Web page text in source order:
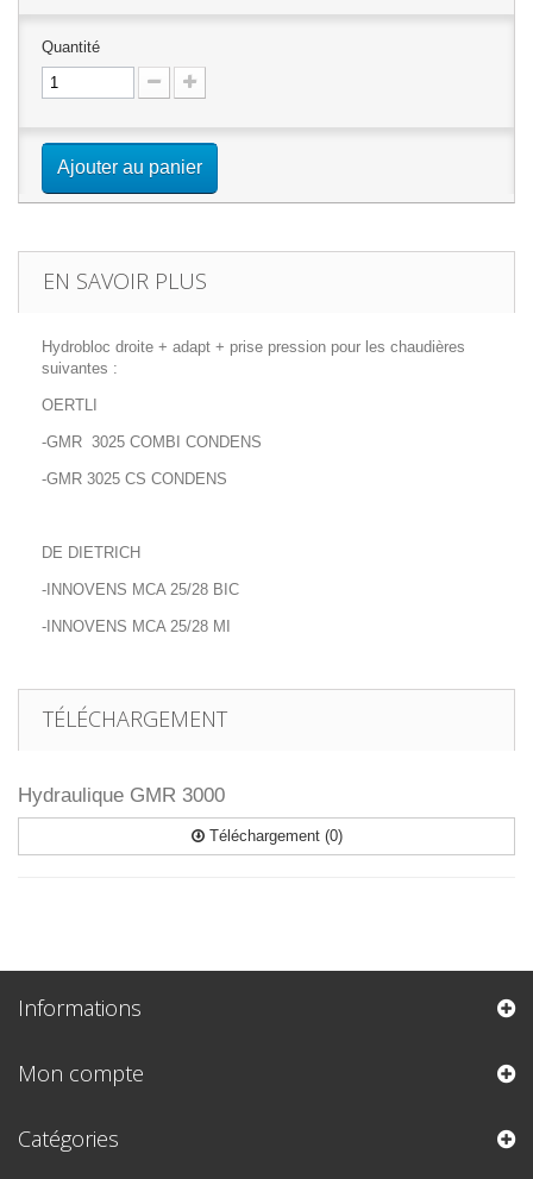
Quantité
Ajouter au panier
EN SAVOIR PLUS
Hydrobloc droite + adapt + prise pression pour les chaudières
suivantes :
OERTLI
-GMR 3025 COMBI CONDENS
-GMR 3025 CS CONDENS
DE DIETRICH
-INNOVENS MCA 25/28 BIC
-INNOVENS MCA 25/28 MI
TÉLÉCHARGEMENT
Hydraulique GMR 3000
Téléchargement (0)
Informations
Mon compte
Catégories